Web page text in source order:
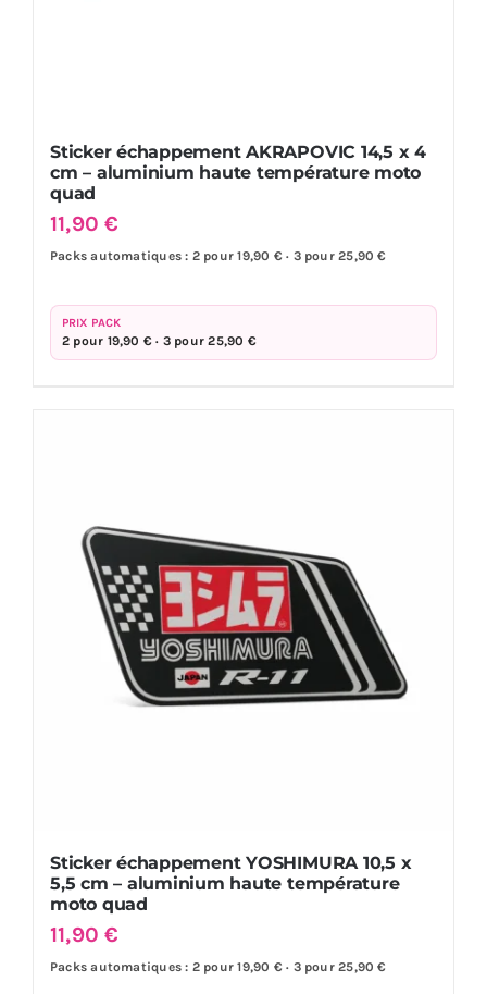
Sticker échappement AKRAPOVIC 14,5 x 4
cm – aluminium haute température moto
quad
11,90€
Packs automatiques : 2 pour 19,90 € · 3 pour 25,90 €
PRIX PACK
2 pour 19,90 € · 3 pour 25,90 €
Sticker échappement YOSHIMURA 10,5 x
5,5 cm – aluminium haute température
moto quad
11,90€
Packs automatiques : 2 pour 19,90 € · 3 pour 25,90 €